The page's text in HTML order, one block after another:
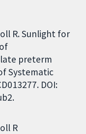
R. Sunlight for
preterm
Systematic
DOI:
R